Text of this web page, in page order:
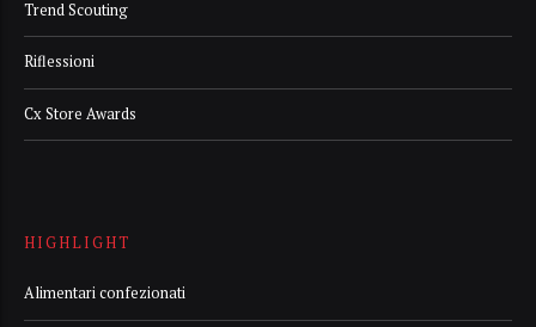
Trend Scouting
Riflessioni
Cx Store Awards
HIGHLIGHT
Alimentari confezionati